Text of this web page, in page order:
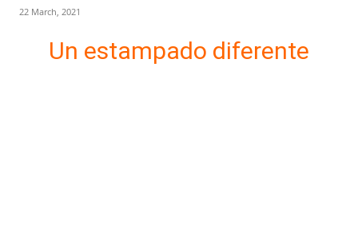
22 March, 2021
Un estampado diferente